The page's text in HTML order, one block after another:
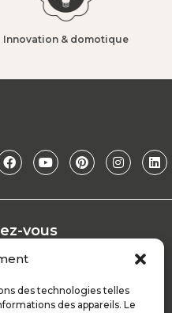
des technologies telles
des appareils. Le
Innovation & domotique​
vous
de devis